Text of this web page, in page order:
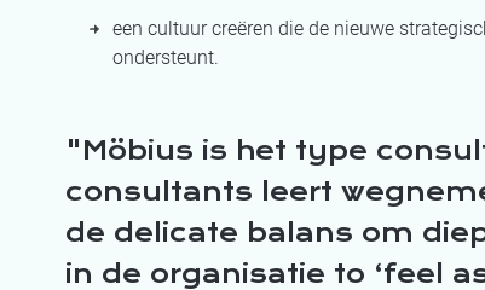
een cultuur creëren die de nieuwe
ondersteunt.
Möbius is het type
consultants leert
de delicate balans om
in de organisatie to ‘feel